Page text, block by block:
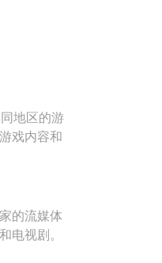
地区的游
戏内容和
的流媒体
电视剧。